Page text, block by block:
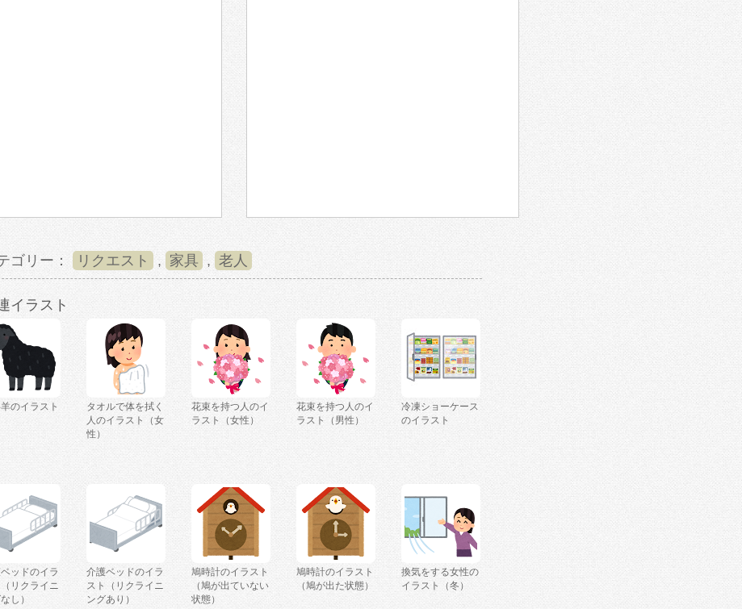
ゴリー： リクエスト , 家具 , 老人
イラスト
のイラスト
タオルで体を拭く
人のイラスト（女
性）
花束を持つ人のイ
ラスト（女性）
花束を持つ人のイ
ラスト（男性）
冷凍ショーケース
のイラスト
ッドのイラ
リクライニ
し）
介護ベッドのイラ
スト（リクライニ
ングあり）
鳩時計のイラスト
（鳩が出ていない
状態）
鳩時計のイラスト
（鳩が出た状態）
換気をする女性の
イラスト（冬）